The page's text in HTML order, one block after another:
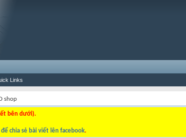
Links
shop
bên dưới).
để chia sẻ bài viết lên facebook.